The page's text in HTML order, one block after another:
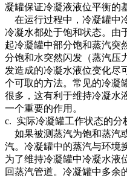
凝罐保证冷凝液液位平衡的
在运行过程中，冷凝罐中
冷凝水都处于饱和状态。由
起冷凝罐中部分饱和蒸汽突
分饱和水突然闪发（蒸汽压
发造成的冷凝水液位变化尽
个可取的方法。常见的冷凝
很多，这有利于维持冷凝水
一个重要的作用。
c. 实际冷凝罐工作状态的分
如果被测蒸汽为饱和蒸汽
汽。冷凝罐中的蒸汽与环境
为了维持冷凝罐中冷凝水液
回蒸汽管道。冷凝罐中多余